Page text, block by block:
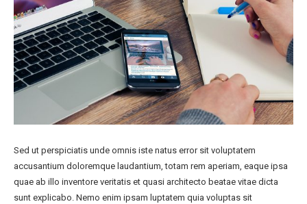
Sed ut perspiciatis unde omnis iste natus error sit voluptatem
accusantium doloremque laudantium, totam rem aperiam, eaque ipsa
quae ab illo inventore veritatis et quasi architecto beatae vitae dicta
sunt explicabo. Nemo enim ipsam luptatem quia voluptas sit